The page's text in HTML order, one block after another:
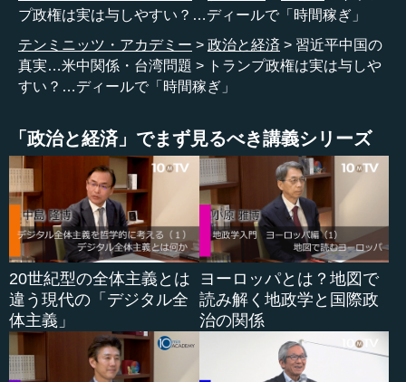
は極めて中途半端だったと思います。ただ、問題提起は実
これはバイデン氏に限らず、歴代のアメリカのリーダー
はだいたいこのような感じで見ていたと思います。バイデ
●中国から「トランプ2.0」はどう見えるか？
ではトランプ氏はどうかというと、皆さんのほうがよく
ご存じかもしれませんが、彼の主張は「アメリカ・ファー
スト」です。とにかく貿易摩擦をなんとかする。あるいは
アメリカへの投資を増やして雇用を確保する。「世界の警
察官」としての役割はもうやらない。それから移民政策、
（つまり）一種の排外政策、排外主義です。
では、こういうものが中国からはどう見えるか。今の中
プ政権は実は与しやすい？…ディールで「時間稼ぎ」
テンミニッツ・アカデミー
政治と経済
習近平中国の
真実…米中関係・台湾問題
トランプ政権は実は与しや
すい？…ディールで「時間稼ぎ」
「政治と経済」でまず見るべき講義シリーズ
20世紀型の全体主義とは
違う現代の「デジタル全
体主義」
ヨーロッパとは？地図で
読み解く地政学と国際政
治の関係